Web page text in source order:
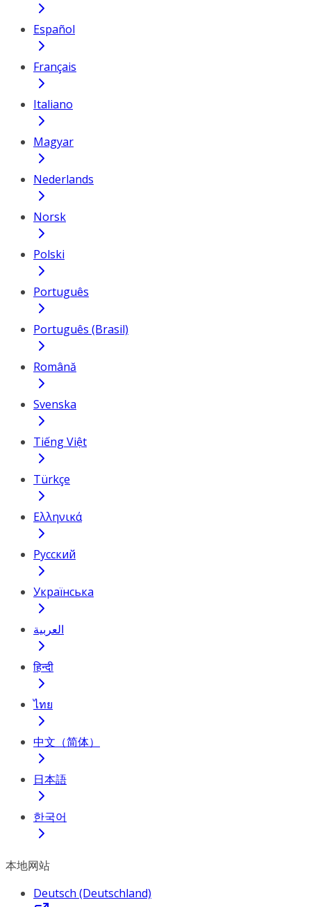
Español
Français
Italiano
Magyar
Nederlands
Norsk
Polski
Português
Português (Brasil)
Română
Svenska
Tiếng Việt
Türkçe
Ελληνικά
Русский
Українська
العربية
हिन्दी
ไทย
中文（简体）
日本語
한국어
本地网站
Deutsch (Deutschland)